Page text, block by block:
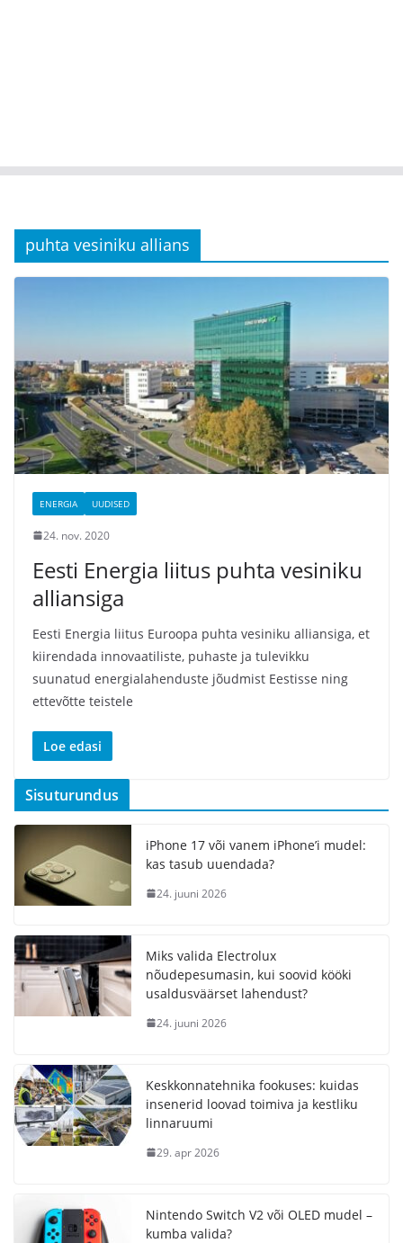
puhta vesiniku allians
ENERGIA UUDISED
24. nov. 2020
Eesti Energia liitus puhta vesiniku
alliansiga
Eesti Energia liitus Euroopa puhta vesiniku alliansiga, et
kiirendada innovaatiliste, puhaste ja tulevikku
suunatud energialahenduste jõudmist Eestisse ning
ettevõtte teistele
Loe edasi
Sisuturundus
iPhone 17 või vanem iPhone’i mudel:
kas tasub uuendada?
24. juuni 2026
Miks valida Electrolux
nõudepesumasin, kui soovid kööki
usaldusväärset lahendust?
24. juuni 2026
Keskkonnatehnika fookuses: kuidas
insenerid loovad toimiva ja kestliku
linnaruumi
29. apr 2026
Nintendo Switch V2 või OLED mudel –
kumba valida?